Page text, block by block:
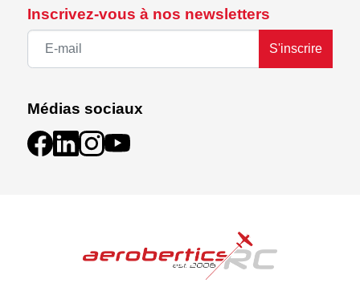
Inscrivez-vous à nos newsletters
S'inscrire
Médias sociaux